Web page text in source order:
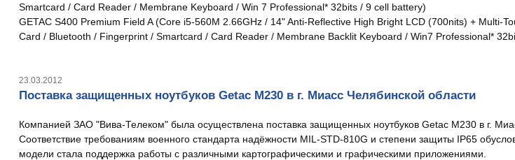
Smartcard / Card Reader / Membrane Keyboard / Win 7 Professional* 32bits / 9 cell battery)
GETAC S400 Premium Field A (Core i5-560M 2.66GHz / 14" Anti-Reflective High Bright LCD (700nits) + Multi-
Card / Bluetooth / Fingerprint / Smartcard / Card Reader / Membrane Backlit Keyboard / Win7 Professional*
23.03.2012
Поставка защищенных ноутбуков Getac M230 в г. Миасс Челябинской области
Компанией ЗАО "Вива-Телеком" была осуществлена поставка защищенных ноутбуков Getac M230 в г.
Соответствие требованиям военного стандарта надёжности MIL-STD-810G и степени защиты IP65
модели стала поддержка работы с различными картографическими и графическими приложениями.